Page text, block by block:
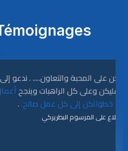
نشكركن على المحبة والتعاون..... .
يبارك عليكن وعلى كل الراهبات
ويقود خطواتكن إلى كل عمل
💾للإطّلاع على المرسوم البطريركي